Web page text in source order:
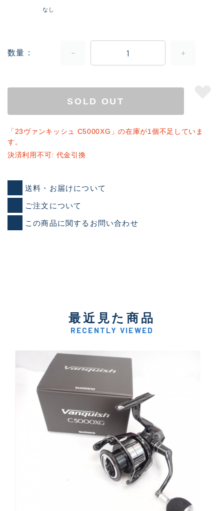
なし
数量
SOLD OUT
「23ヴァンキッシュ C5000XG」の在庫が1個不足していま
す。
決済利用不可: 代金引換
送料・お届けについて
ご注文について
この商品に関するお問い合わせ
最近見た商品
RECENTLY VIEWED